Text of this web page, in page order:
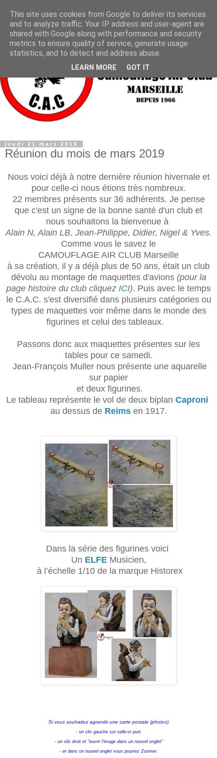
jeudi 21 mars 2019
Réunion du mois de mars 2019
Nous voici déjà à notre dernière réunion hivernale et
pour celle-ci nous étions très nombreux.
22 membres présents sur 36 adhérents. Je pense
que c'est un signe de la bonne santé d'un club et
nous souhaitons la bienvenue à
Alain N, Alain LB, Jean-Philippe, Didier, Nigel & Yves.
Comme vous le savez le
CAMOUFLAGE AIR CLUB Marseille
à sa création, il y a déjà plus de 50 ans, était un club
dévolu au montage de maquettes d'avions (pour la
page histoire du club cliquez ICI). Puis avec le temps
le C.A.C. s'est diversifié dans plusieurs catégories ou
types de maquettes voir même dans le monde des
figurines et celui des tableaux.
Passons donc aux maquettes présentes sur les
tables pour ce samedi.
Jean-François Muller nous présente une aquarelle
sur papier
et deux figurines.
Le tableau représente le vol de deux biplan Caproni
au dessus de Reims en 1917.
Dans la série des figurines voici
Un ELFEMusicien,
à l’échelle 1/10 de la marque Historex
Si vous souhaitez agrandir une carte postale (photos)
- un clic gauche sur celle-ci puis
- un clic droit et "ouvrir l'image dans un nouvel onglet"
- et dans ce nouvel onglet vous pourrez Zoomer.
This site uses cookies from Google to deliver its services
and to analyze traffic. Your IP address and user-agent are
shared with Google along with performance and security
metrics to ensure quality of service, generate usage
statistics, and to detect and address abuse.
LEARN MORE GOT IT